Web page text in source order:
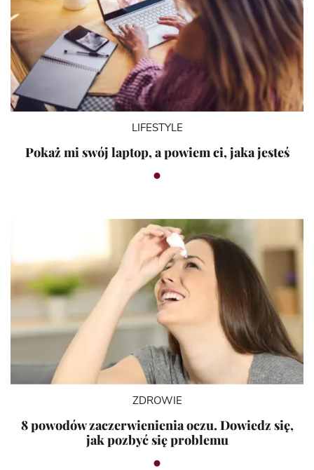
LIFESTYLE
Pokaż mi swój laptop, a powiem ci, jaka jesteś
ZDROWIE
8 powodów zaczerwienienia oczu. Dowiedz się,
jak pozbyć się problemu